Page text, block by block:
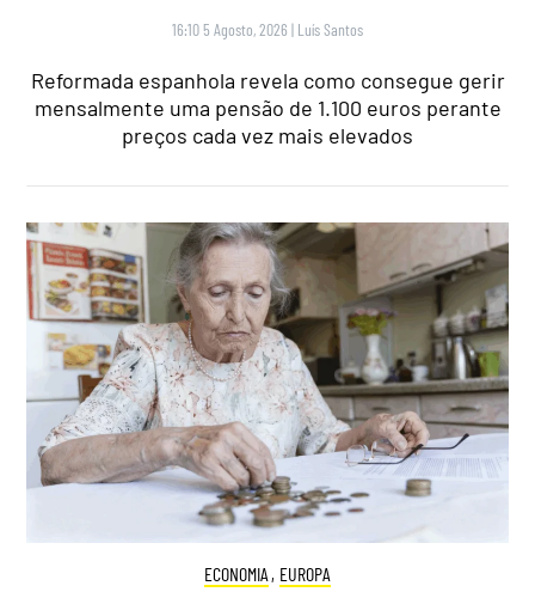
16:10 5 Agosto, 2026 | Luís Santos
Reformada espanhola revela como consegue gerir
mensalmente uma pensão de 1.100 euros perante
preços cada vez mais elevados
ECONOMIA , EUROPA